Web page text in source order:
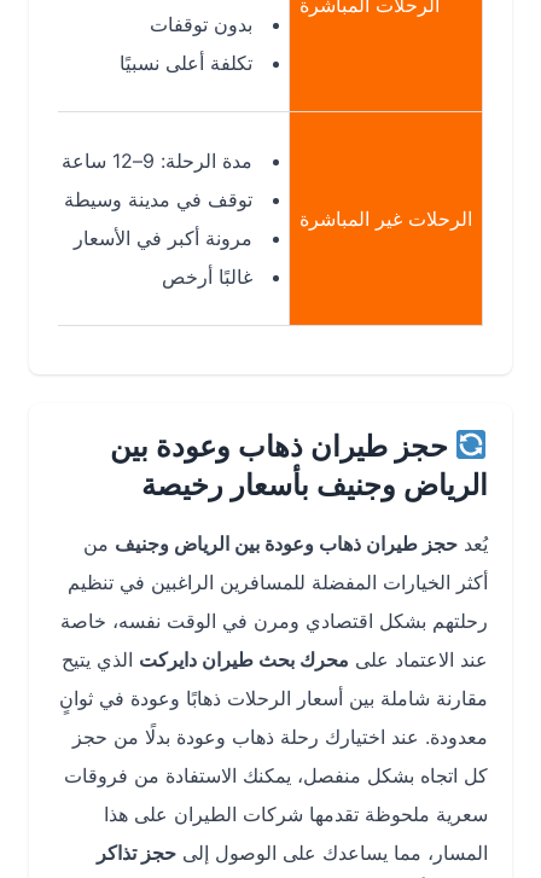
الرحلات المباشرة
بدون توقفات
تكلفة أعلى نسبيًا
الرحلات غير المباشرة
مدة الرحلة: 9–12 ساعة
توقف في مدينة وسيطة
مرونة أكبر في الأسعار
غالبًا أرخص
حجز طيران ذهاب وعودة بين
الرياض وجنيف بأسعار رخيصة
حجز طيران ذهاب وعودة بين الرياض وجنيفمن
أكثر الخيارات المفضلة للمسافرين الراغبين في تنظيم
رحلتهم بشكل اقتصادي ومرن في الوقت نفسه، خاصة
عند الاعتماد علىمحرك بحث طيران دايركتالذي يتيح
مقارنة شاملة بين أسعار الرحلات ذهابًا وعودة في ثوانٍ
معدودة. عند اختيارك رحلة ذهاب وعودة بدلًا من حجز
كل اتجاه بشكل منفصل، يمكنك الاستفادة من فروقات
سعرية ملحوظة تقدمها شركات الطيران على هذا
المسار، مما يساعدك على الوصول إلى حجز تذاكر